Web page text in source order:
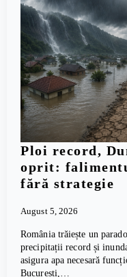
Ploi record,
oprit:
fără strategie
August 5, 2026
România trăiește un
precipitații record și
asigura apa necesară
București,…